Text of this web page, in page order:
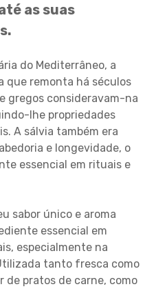
as suas
do Mediterrâneo, a
que remonta há séculos
gregos consideravam-na
lhe propriedades
A sálvia também era
e longevidade, o
essencial em rituais e
sabor único e aroma
essencial em
especialmente na
tanto fresca como
de pratos de carne, como